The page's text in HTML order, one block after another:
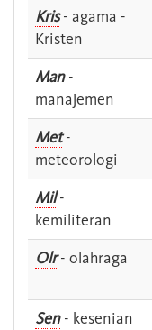
Kris- agama -
Kristen
Man-
manajemen
Met-
meteorologi
Mil-
kemiliteran
Olr- olahraga
Sen- kesenian